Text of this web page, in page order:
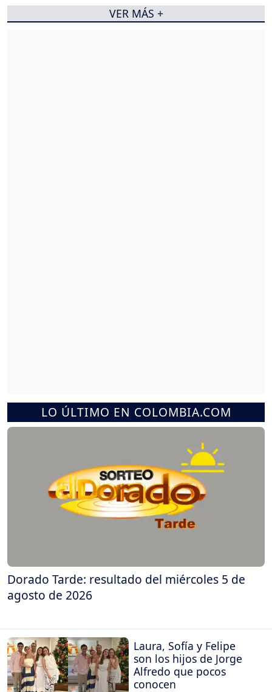
LO ÚLTIMO EN COLOMBIA.COM
Dorado Tarde: resultado del miércoles 5 de
agosto de 2026
Laura, Sofía y Felipe
son los hijos de Jorge
Alfredo que pocos
conocen
VER MÁS +